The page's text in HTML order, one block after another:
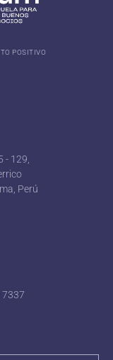
POSITIVO
- 129,
Perú
7337